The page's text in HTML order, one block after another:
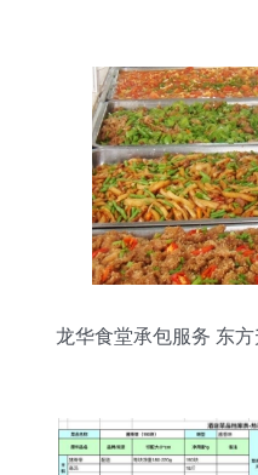
龙华食堂承包服务 东